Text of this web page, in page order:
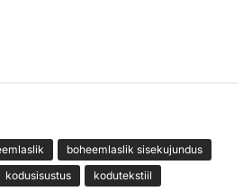
boheemlaslik sisekujundus
kodusisustus
kodutekstiil